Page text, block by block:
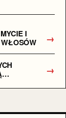
I
→
→